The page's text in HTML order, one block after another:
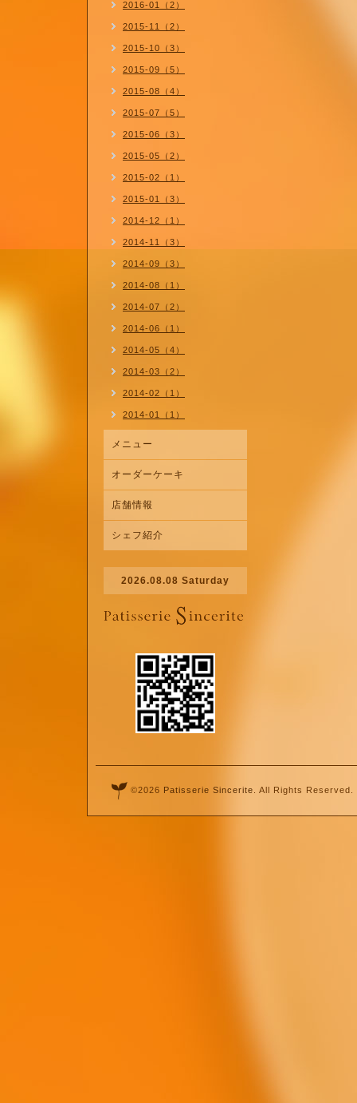
2016-01（2）
2015-11（2）
2015-10（3）
2015-09（5）
2015-08（4）
2015-07（5）
2015-06（3）
2015-05（2）
2015-02（1）
2015-01（3）
2014-12（1）
2014-11（3）
2014-09（3）
2014-08（1）
2014-07（2）
2014-06（1）
2014-05（4）
2014-03（2）
2014-02（1）
2014-01（1）
メニュー
オーダーケーキ
店舗情報
シェフ紹介
2026.08.08 Saturday
©2026 Patisserie Sincerite . All Rights Reserved.